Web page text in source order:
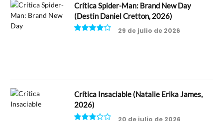
Crítica Spider-Man: Brand New Day
(Destin Daniel Cretton, 2026)
29 de julio de 2026
Crítica Insaciable (Natalie Erika James,
2026)